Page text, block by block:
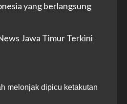
yang berlangsung
Jawa Timur Terkini
melonjak dipicu ketakutan